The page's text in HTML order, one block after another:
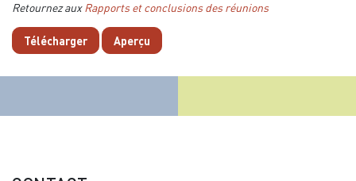
Retournez auxRapports et conclusions des réunions
Télécharger Aperçu